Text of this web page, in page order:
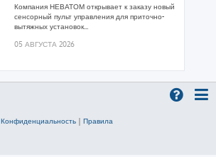
Компания НЕВАТОМ открывает к заказу новый
сенсорный пульт управления для приточно-
вытяжных установок...
05 АВГУСТА 2026
расширения ...
Конфиденциальность | Правила